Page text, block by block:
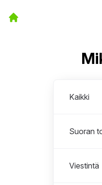
Kaikki
Suoran
Viestintä